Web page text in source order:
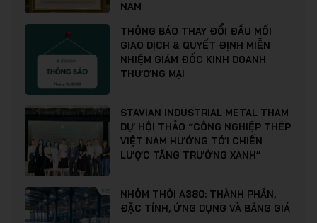
NAM
THÔNG BÁO THAY ĐỔI ĐẦU MỐI
GIAO DỊCH & QUYẾT ĐỊNH MIỄN
NHIỆM GIÁM ĐỐC KINH DOANH
THƯƠNG MẠI
STAVIAN INDUSTRIAL METAL THAM
DỰ HỘI THẢO “CÔNG NGHIỆP THÉP
VIỆT NAM HƯỚNG TỚI CHIẾN
LƯỢC TĂNG TRƯỞNG XANH”
NHÔM THỎI A380: THÀNH PHẦN,
ĐẶC TÍNH, ỨNG DỤNG VÀ BẢNG GIÁ